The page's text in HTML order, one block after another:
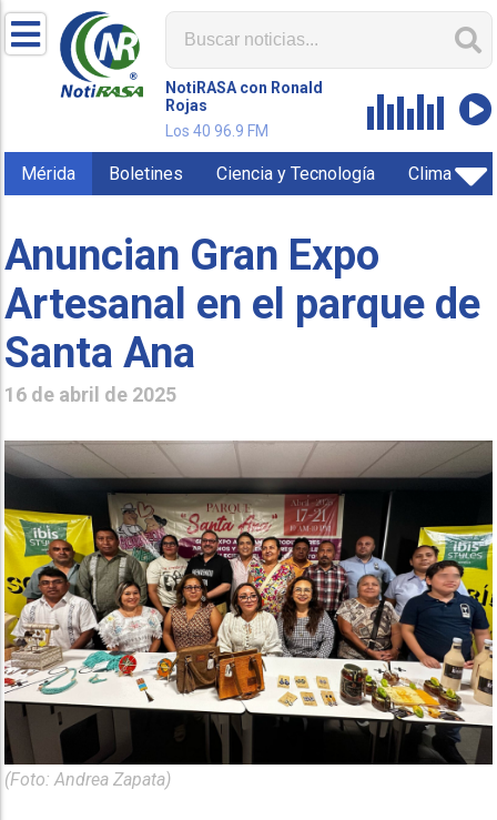
NotiRASA con Ronald
Rojas
Los 40 96.9 FM
Mérida Boletines Ciencia y Tecnología Clima
Anuncian Gran Expo
Artesanal en el parque de
Santa Ana
16 de abril de 2025
(Foto: Andrea Zapata)